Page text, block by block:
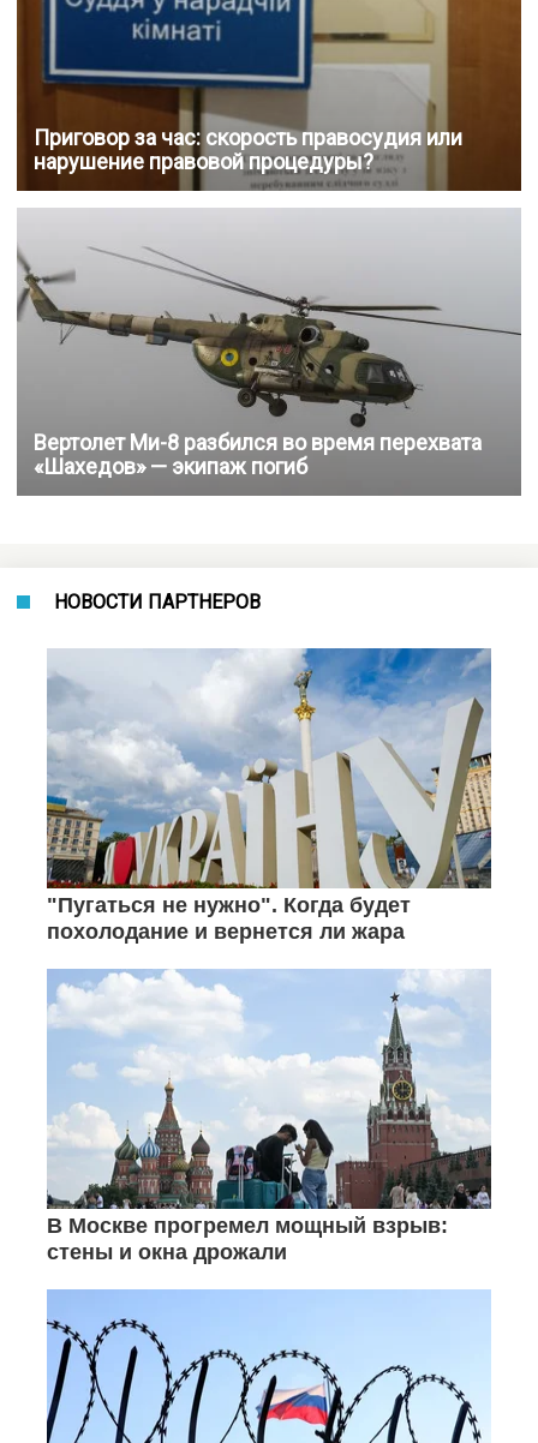
Приговор за час: скорость правосудия или
нарушение правовой процедуры?
Вертолет Ми-8 разбился во время перехвата
«Шахедов» — экипаж погиб
НОВОСТИ ПАРТНЕРОВ